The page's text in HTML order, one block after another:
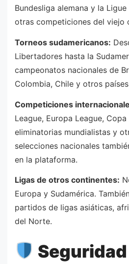
Bundesliga alemana y la
otras competiciones del viejo
Torneos sudamericanos:
Libertadores hasta la
campeonatos nacionales de
Colombia, Chile y otros
Competiciones
League, Europa League, Copa
eliminatorias mundialistas y
selecciones nacionales
en la plataforma.
Ligas de otros continentes:
Europa y Sudamérica.
partidos de ligas asiáticas,
del Norte.